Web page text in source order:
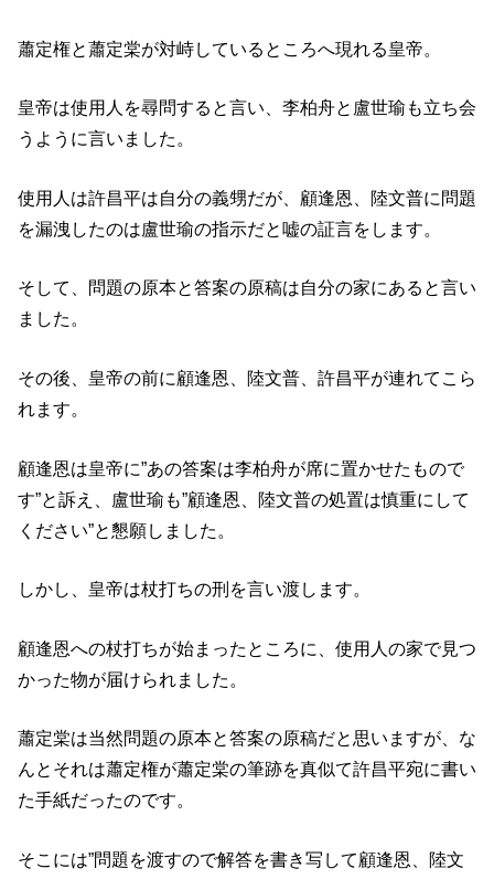
蕭定権と蕭定棠が対峙しているところへ現れる皇帝。
皇帝は使用人を尋問すると言い、李柏舟と盧世瑜も立ち会
うように言いました。
使用人は許昌平は自分の義甥だが、顧逢恩、陸文普に問題
を漏洩したのは盧世瑜の指示だと嘘の証言をします。
そして、問題の原本と答案の原稿は自分の家にあると言い
ました。
その後、皇帝の前に顧逢恩、陸文普、許昌平が連れてこら
れます。
顧逢恩は皇帝に”あの答案は李柏舟が席に置かせたもので
す”と訴え、盧世瑜も”顧逢恩、陸文普の処置は慎重にして
ください”と懇願しました。
しかし、皇帝は杖打ちの刑を言い渡します。
顧逢恩への杖打ちが始まったところに、使用人の家で見つ
かった物が届けられました。
蕭定棠は当然問題の原本と答案の原稿だと思いますが、な
んとそれは蕭定権が蕭定棠の筆跡を真似て許昌平宛に書い
た手紙だったのです。
そこには”問題を渡すので解答を書き写して顧逢恩、陸文